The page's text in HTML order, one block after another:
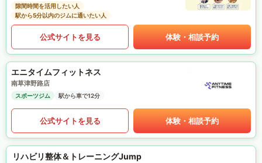
隙間時間を活用したい人
駅から5分以内のジムに通いたい人
公式サイトを見る 体験・相談予約
エニタイムフィットネス
南草津野路店
スポーツジム 駅から車で12分
公式サイトを見る 体験・相談予約
リハビリ整体＆トレーニングJump